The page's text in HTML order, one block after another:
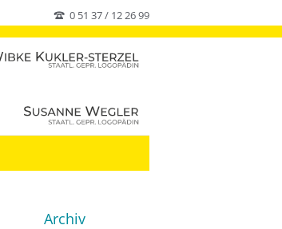
0 51 37 / 12 26 99
Archiv